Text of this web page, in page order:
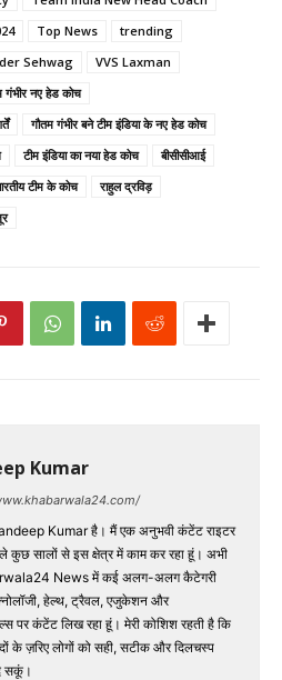
Top News
trending
Sehwag
VVS Laxman
गंभीर नए हेड कोच
गौतम गंभीर बने टीम इंड‍िया के नए हेड कोच
टीम इंड‍िया का नया हेड कोच
बीसीसीआई
टीम के कोच
राहुल द्रविड़
Kumar
Kumar है। मैं एक अनुभवी कंटेंट राइटर
कुछ सालों से इस क्षेत्र में काम कर रहा हूं। अभी
News में कई अलग-अलग कैटेगरी
हेल्थ, ट्रैवल, एजुकेशन और
पर कंटेंट लिख रहा हूं। मेरी कोशिश रहती है कि
के ज़रिए लोगों को सही, सटीक और दिलचस्प
सकूं।